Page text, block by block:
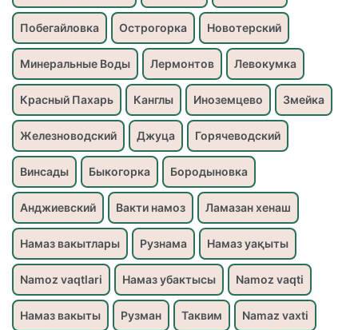
Побегайловка Острогорка Новотерский
Минеральные Воды Лермонтов Левокумка
Красный Пахарь Канглы Иноземцево Змейка
Железноводский Джуца Горячеводский
Винсады Быкогорка Бородыновка
Анджиевский Вакти намоз Ламазан хенаш
Намаз вакытлары Рузнама Намаз уақыты
Namoz vaqtlari Намаз убактысы Namoz vaqti
Намаз вакыты Рузман Таквим Namaz vaxti